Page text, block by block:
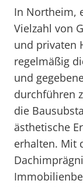
In Northeim,
Vielzahl von
und privaten
regelmäßig
und
durchführen
die
ästhetische
erhalten. Mit